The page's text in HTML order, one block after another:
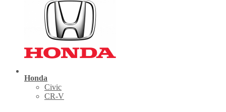
Honda
Civic
CR-V